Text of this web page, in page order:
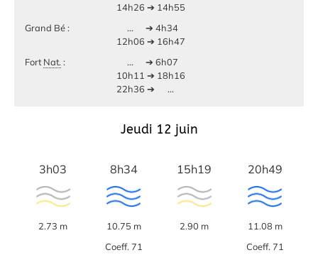
14h26 ➔ 14h55
Grand Bé :
...
➔ 4h34
12h06 ➔ 16h47
Fort Nat. : ...
➔ 6h07
10h11 ➔ 18h16
22h36 ➔
...
Jeudi 12 juin
3h03
2.73 m
8h34
10.75 m
Coeff. 71
15h19
2.90 m
20h49
11.08 m
Coeff. 71